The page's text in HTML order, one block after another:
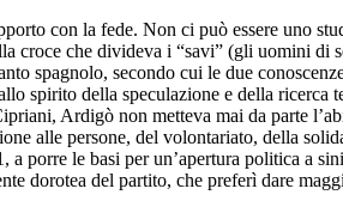
con la fede. Non ci può essere uno
croce che divideva i “savi” (gli uomini di
spagnolo, secondo cui le due
spirito della speculazione e della
Ardigò non metteva mai da parte
alle persone, del volontariato, della
a porre le basi per un’apertura politica a
dorotea del partito, che preferì dare